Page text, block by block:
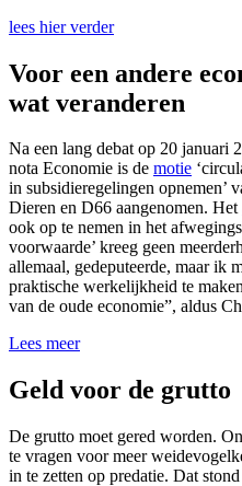
lees hier verder
Voor een andere
wat veranderen
Na een lang debat op 20 januari
nota Economie is de motie
in subsidieregelingen opnemen’
Dieren en D66 aangenomen. Het
ook op te nemen in het
voorwaarde’ kreeg geen
allemaal, gedeputeerde, maar ik
praktische werkelijkheid te
van de oude economie”, aldus
Lees meer
Geld voor de grutto
De grutto moet gered worden.
te vragen voor meer
in te zetten op predatie. Dat